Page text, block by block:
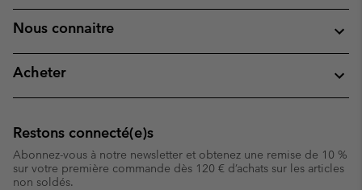
Nous connaitre
Acheter
Restons connecté(e)s
Abonnez-vous à notre newsletter et obtenez une remise de 10 %
sur votre première commande dès 120 € d’achats sur les articles
non soldés.